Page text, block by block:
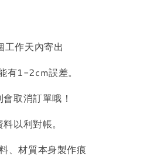
工作天內寄出
有1-2cm誤差。
取消訂單哦！
以利對帳。
、材質本身製作痕